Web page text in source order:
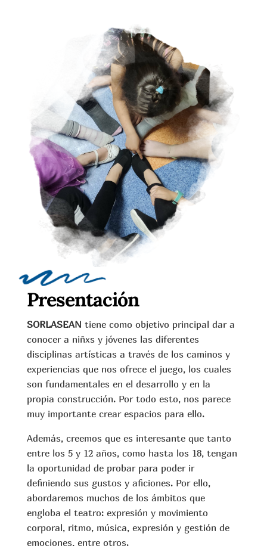
Presentación
SORLASEAN tiene como objetivo principal dar a
conocer a niñxs y jóvenes las diferentes
disciplinas artísticas a través de los caminos y
experiencias que nos ofrece el juego, los cuales
son fundamentales en el desarrollo y en la
propia construcción. Por todo esto, nos parece
muy importante crear espacios para ello.
Además, creemos que es interesante que tanto
entre los 5 y 12 años, como hasta los 18, tengan
la oportunidad de probar para poder ir
definiendo sus gustos y aficiones. Por ello,
abordaremos muchos de los ámbitos que
engloba el teatro: expresión y movimiento
corporal, ritmo, música, expresión y gestión de
emociones, entre otros.